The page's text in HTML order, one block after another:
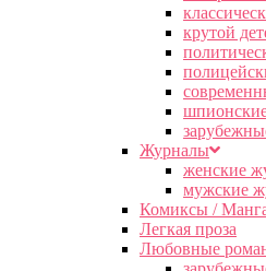
крутой
Журналы
женские
мужские
Комиксы /
Легкая проза
Любовные